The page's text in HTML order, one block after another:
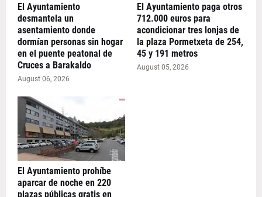
El Ayuntamiento
desmantela un
asentamiento donde
dormían personas sin hogar
en el puente peatonal de
Cruces a Barakaldo
August 06, 2026
El Ayuntamiento paga otros
712.000 euros para
acondicionar tres lonjas de
la plaza Pormetxeta de 254,
45 y 191 metros
August 05, 2026
El Ayuntamiento prohíbe
aparcar de noche en 220
plazas públicas gratis en